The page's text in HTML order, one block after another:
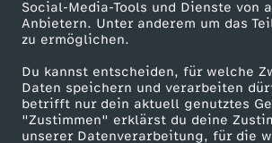
Social-Media-Tools und Dienste von
Anbietern. Unter anderem um das
zu ermöglichen.
Du kannst entscheiden, für welche
Daten speichern und verarbeiten
betrifft nur dein aktuell genutztes
"Zustimmen" erklärst du deine
unserer Datenverarbeitung, für die
t
s
c
Karriere
ZDF goes Schule
Werbefernsehen
Mainzelmännchen